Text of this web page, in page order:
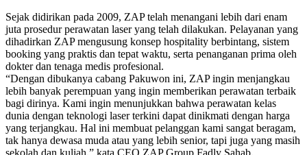
Sejak didirikan pada 2009, ZAP telah menangani lebih dari enam
juta prosedur perawatan laser yang telah dilakukan. Pelayanan yang
dihadirkan ZAP mengusung konsep hospitality berbintang, sistem
booking yang praktis dan tepat waktu, serta penanganan prima oleh
dokter dan tenaga medis profesional.
“Dengan dibukanya cabang Pakuwon ini, ZAP ingin menjangkau
lebih banyak perempuan yang ingin memberikan perawatan terbaik
bagi dirinya. Kami ingin menunjukkan bahwa perawatan kelas
dunia dengan teknologi laser terkini dapat dinikmati dengan harga
yang terjangkau. Hal ini membuat pelanggan kami sangat beragam,
tak hanya dewasa muda atau yang lebih senior, tapi juga yang masih
sekolah dan kuliah,” kata CEO ZAP Group Fadly Sahab.